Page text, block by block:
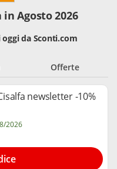
in Agosto 2026
da Sconti.com
Offerte
newsletter -10%
2026